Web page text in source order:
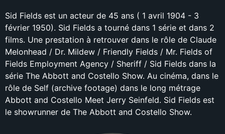
Sid Fields est un acteur de 45 ans ( 1 avril 1904 - 3
février 1950). Sid Fields a tourné dans 1 série et dans 2
films. Une prestation à retrouver dans le rôle de Claude
Melonhead / Dr. Mildew / Friendly Fields / Mr. Fields of
Fields Employment Agency / Sheriff / Sid Fields dans la
série The Abbott and Costello Show. Au cinéma, dans le
rôle de Self (archive footage) dans le long métrage
Abbott and Costello Meet Jerry Seinfeld. Sid Fields est
le showrunner de The Abbott and Costello Show.